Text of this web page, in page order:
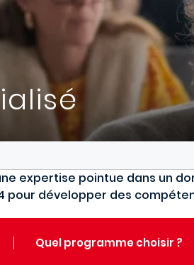
expertise pointue dans un
pour développer des
Quel programme choisir ?